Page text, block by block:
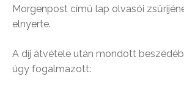
Morgenpost című lap olvasói
elnyerte.
A díj átvétele után mondott
úgy fogalmazott: